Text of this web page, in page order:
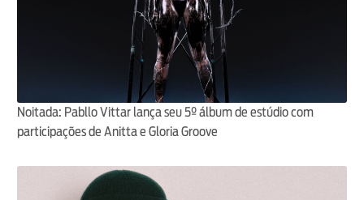
Noitada: Pabllo Vittar lança seu 5º álbum de estúdio com
participações de Anitta e Gloria Groove